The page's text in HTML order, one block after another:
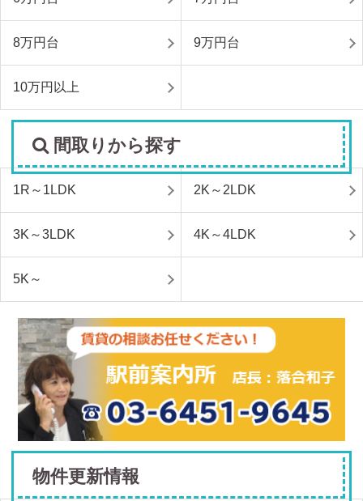
8万円台 9万円台
10万円以上
間取りから探す
1R～1LDK 2K～2LDK
3K～3LDK 4K～4LDK
5K～
物件更新情報